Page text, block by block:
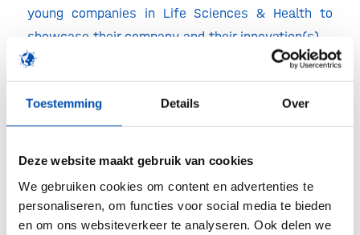
Toestemming Details Over
Deze website maakt gebruik van cookies
We gebruiken cookies om content en advertenties te
personaliseren, om functies voor social media te bieden
en om ons websiteverkeer te analyseren. Ook delen we
young companies in Life Sciences & Health to
showcase their company and their innovation(s).
There is room for 30 start-up companies and 10
scale-up companies in the field of Biotech,
more information and registration:
https://www.hyphenprojects.nl/gif/